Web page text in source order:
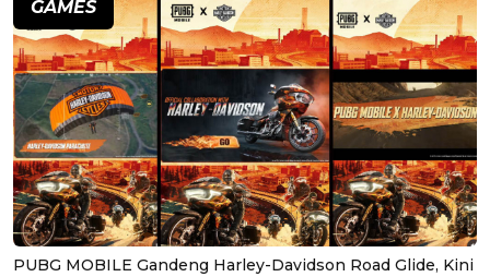
GAMES
PUBG MOBILE Gandeng Harley-Davidson Road Glide, Kini